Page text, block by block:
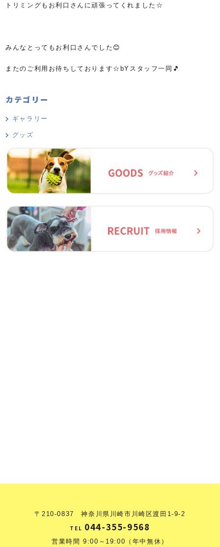
トリミングもお利口さんに頑張ってくれました☆
みんなとってもお利口さんでした😊
またのご利用お待ちしております☆bYスタッフ一同🎵
カテゴリー
ギャラリー
グッズ
〒210-0837 神奈川県川崎市川崎区渡田1-9-2
TEL 044-355-9568
営業時間 9:00～19:00（年中無休）